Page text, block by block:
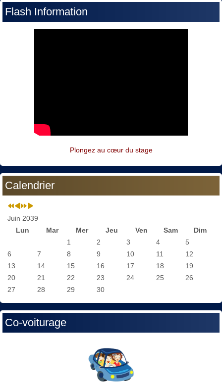
Flash Information
Plongez au cœur du stage
Calendrier
Juin 2039
Lun
Mar Mer Jeu Ven Sam
Dim
1
2 3 4
5
6
7 8 9 10 11
12
13
14 15 16 17 18
19
20
21 22 23 24 25
26
27
28 29 30
Co-voiturage